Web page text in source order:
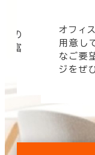
の
豊富
オフィ
用意し
なご要
ジをぜ